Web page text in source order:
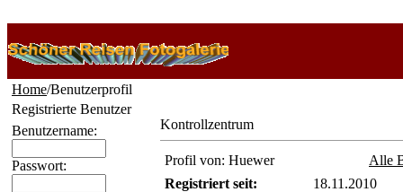
Home/Benutzerprofil
Registrierte Benutzer
Benutzername:
Passwort:
Kontrollzentrum
Profil von: Huewer
Alle
Registriert seit:
18.11.2010